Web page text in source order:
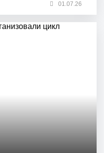
01.07.26